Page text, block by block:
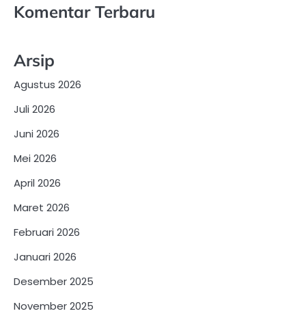
Komentar Terbaru
Arsip
Agustus 2026
Juli 2026
Juni 2026
Mei 2026
April 2026
Maret 2026
Februari 2026
Januari 2026
Desember 2025
November 2025